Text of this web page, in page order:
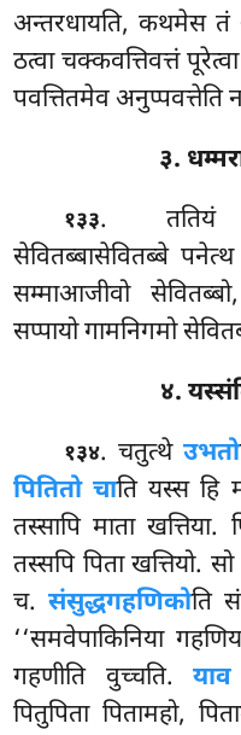
अन्तरधायति, कथमेस तं
ठत्वा चक्कवत्तिवत्तं
पवत्तितमेव अनुप्पवत्तेति
३.
१३३. ततियं
सेवितब्बासेवितब्बे
सम्माआजीवो
सप्पायो गामनिगमो
४.
१३४. चतुत्थे उभतो
पितितो चाति यस्स हि
तस्सापि माता खत्तिया.
तस्सपि पिता खत्तियो.
च.संसुद्धगहणिकोति
‘‘समवेपाकिनिया
गहणीति वुच्चति.
पितुपिता पितामहो,